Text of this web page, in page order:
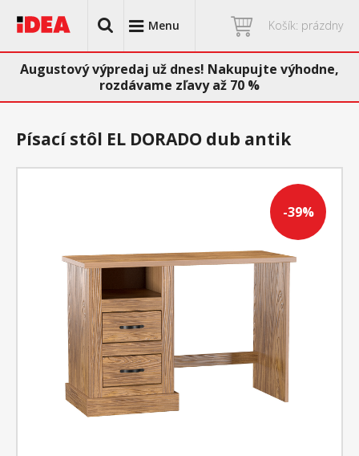
Menu Košík: prázdny
Augustový výpredaj už dnes! Nakupujte výhodne,
rozdávame zľavy až 70 %
-39%
Písací stôl EL DORADO dub antik